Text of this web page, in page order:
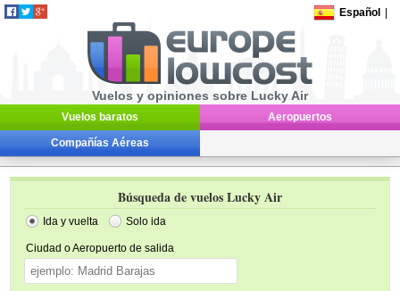
Español
Vuelos y opiniones sobre Lucky Air
Vuelos baratos Aeropuertos
Compañías Aéreas
Búsqueda de vuelos Lucky Air
Ida y vuelta Solo ida
Ciudad o Aeropuerto de salida